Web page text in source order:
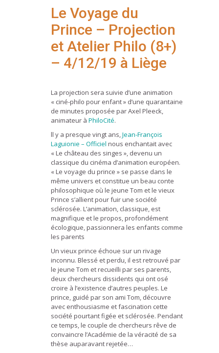
Le Voyage du
Prince – Projection
et Atelier Philo (8+)
– 4/12/19 à Liège
La projection sera suivie d’une animation
« ciné-philo pour enfant » d’une quarantaine
de minutes proposée par Axel Pleeck,
animateur à PhiloCité.
ll y a presque vingt ans,Jean-François
Laguionie – Officiel nous enchantait avec
« Le château des singes », devenu un
classique du cinéma d’animation européen.
« Le voyage du prince » se passe dans le
même univers et constitue un beau conte
philosophique où le jeune Tom et le vieux
Prince s’allient pour fuir une société
sclérosée. L’animation, classique, est
magnifique et le propos, profondément
écologique, passionnera les enfants comme
les parents
Un vieux prince échoue sur un rivage
inconnu. Blessé et perdu, il est retrouvé par
le jeune Tom et recueilli par ses parents,
deux chercheurs dissidents qui ont osé
croire à l’existence d’autres peuples. Le
prince, guidé par son ami Tom, découvre
avec enthousiasme et fascination cette
société pourtant figée et sclérosée. Pendant
ce temps, le couple de chercheurs rêve de
convaincre l’Académie de la véracité de sa
thèse auparavant rejetée…